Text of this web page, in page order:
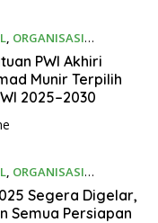
, ORGANISASI
PWI Akhiri
Munir Terpilih
2025–2030
, ORGANISASI
Segera Digelar,
Semua Persiapan